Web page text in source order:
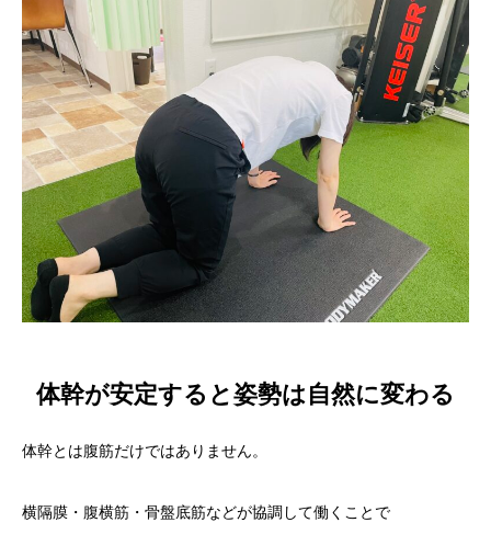
体幹が安定すると姿勢は自然に変わる
体幹とは腹筋だけではありません。
横隔膜・腹横筋・骨盤底筋などが協調して働くことで